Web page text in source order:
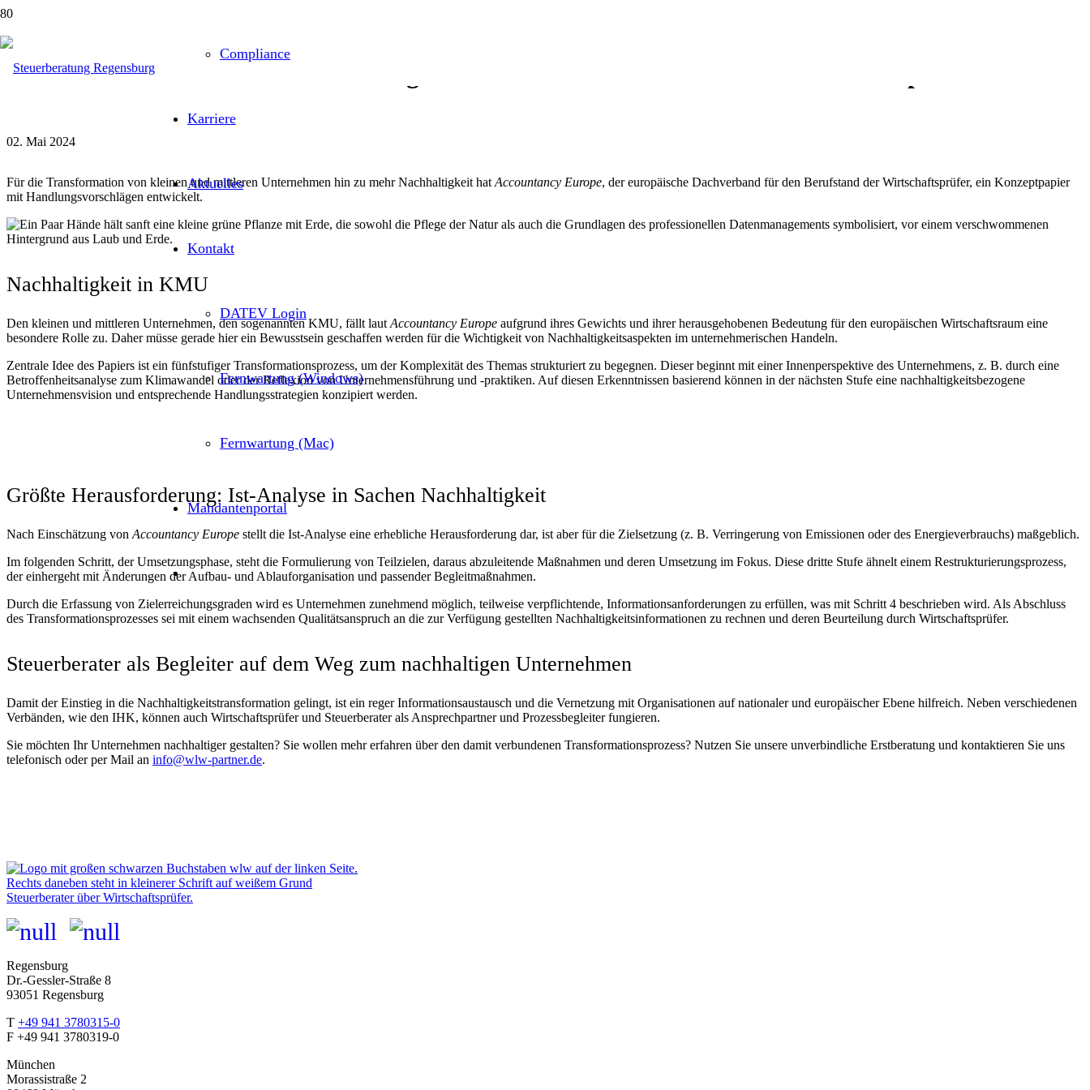
Compliance
Karriere
Aktuelles
Kontakt
DATEV Login
Fernwartung (Windows)
Fernwartung (Mac)
Mandantenportal
In fünf Schritten zu mehr Nachhaltigkeit im Unternehmen – ein Transformationspfad
02. Mai 2024
Für die Transformation von kleinen und mittleren Unternehmen hin zu mehr Nachhaltigkeit hat Accountancy Europe, der europäische Dachverband für den Berufstand der Wirtschaftsprüfer, ein Konzeptpapier
mit Handlungsvorschlägen entwickelt.
Nachhaltigkeit in KMU
Den kleinen und mittleren Unternehmen, den sogenannten KMU, fällt laut Accountancy Europe aufgrund ihres Gewichts und ihrer herausgehobenen Bedeutung für den europäischen Wirtschaftsraum eine
besondere Rolle zu. Daher müsse gerade hier ein Bewusstsein geschaffen werden für die Wichtigkeit von Nachhaltigkeitsaspekten im unternehmerischen Handeln.
Zentrale Idee des Papiers ist ein fünfstufiger Transformationsprozess, um der Komplexität des Themas strukturiert zu begegnen. Dieser beginnt mit einer Innenperspektive des Unternehmens, z. B. durch eine
Betroffenheitsanalyse zum Klimawandel oder der Reflexion von Unternehmensführung und -praktiken. Auf diesen Erkenntnissen basierend können in der nächsten Stufe eine nachhaltigkeitsbezogene
Unternehmensvision und entsprechende Handlungsstrategien konzipiert werden.
Größte Herausforderung: Ist-Analyse in Sachen Nachhaltigkeit
Nach Einschätzung von Accountancy Europe stellt die Ist-Analyse eine erhebliche Herausforderung dar, ist aber für die Zielsetzung (z. B. Verringerung von Emissionen oder des Energieverbrauchs) maßgeblich.
Im folgenden Schritt, der Umsetzungsphase, steht die Formulierung von Teilzielen, daraus abzuleitende Maßnahmen und deren Umsetzung im Fokus. Diese dritte Stufe ähnelt einem Restrukturierungsprozess,
der einhergeht mit Änderungen der Aufbau- und Ablauforganisation und passender Begleitmaßnahmen.
Durch die Erfassung von Zielerreichungsgraden wird es Unternehmen zunehmend möglich, teilweise verpflichtende, Informationsanforderungen zu erfüllen, was mit Schritt 4 beschrieben wird. Als Abschluss
des Transformationsprozesses sei mit einem wachsenden Qualitätsanspruch an die zur Verfügung gestellten Nachhaltigkeitsinformationen zu rechnen und deren Beurteilung durch Wirtschaftsprüfer.
Steuerberater als Begleiter auf dem Weg zum nachhaltigen Unternehmen
Damit der Einstieg in die Nachhaltigkeitstransformation gelingt, ist ein reger Informationsaustausch und die Vernetzung mit Organisationen auf nationaler und europäischer Ebene hilfreich. Neben verschiedenen
Verbänden, wie den IHK, können auch Wirtschaftsprüfer und Steuerberater als Ansprechpartner und Prozessbegleiter fungieren.
Sie möchten Ihr Unternehmen nachhaltiger gestalten? Sie wollen mehr erfahren über den damit verbundenen Transformationsprozess? Nutzen Sie unsere unverbindliche Erstberatung und kontaktieren Sie uns
telefonisch oder per Mail an info@wlw-partner.de.
Regensburg
Dr.-Gessler-Straße 8
93051 Regensburg
T +49 941 3780315-0
F +49 941 3780319-0
München
Morassistraße 2